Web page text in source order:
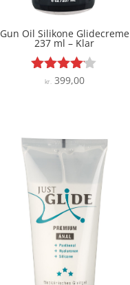
Gun Oil Silikone Glidecreme
237 ml – Klar
Vurderet
kr. 399,00